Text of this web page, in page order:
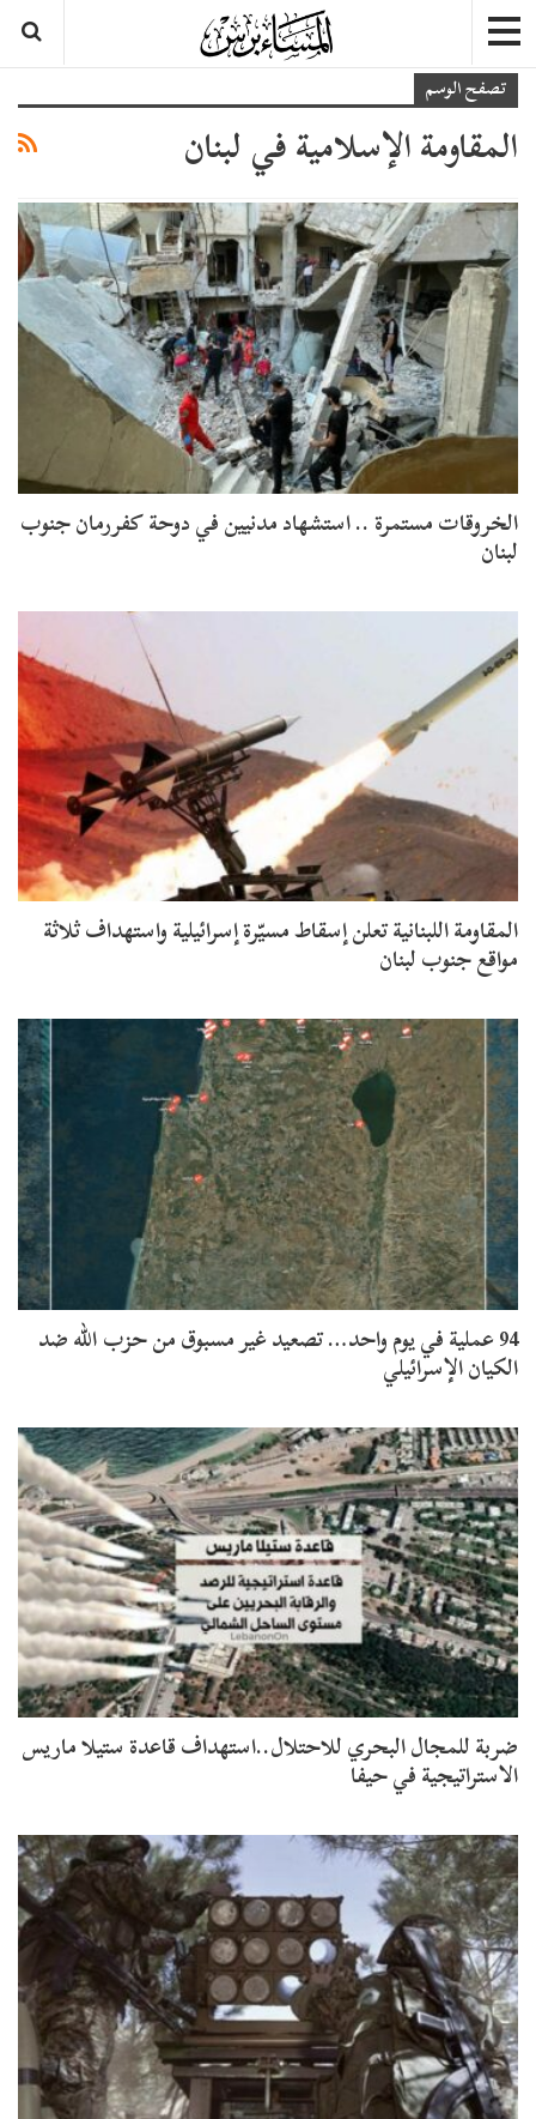
تصفح الوسم
المقاومة الإسلامية في لبنان
الخروقات مستمرة .. استشهاد مدنيين في دوحة كفررمان جنوب
لبنان
المقاومة اللبنانية تعلن إسقاط مسيّرة إسرائيلية واستهداف ثلاثة
مواقع جنوب لبنان
94 عملية في يوم واحد… تصعيد غير مسبوق من حزب الله ضد
الكيان الإسرائيلي
ضربة للمجال البحري للاحتلال..استهداف قاعدة ستيلا ماريس
الاستراتيجية في حيفا